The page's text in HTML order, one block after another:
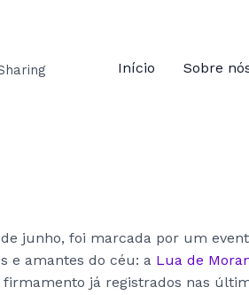
Início Sobre
junho, foi marcada por um
e amantes do céu: a Lua de
já registrados nas